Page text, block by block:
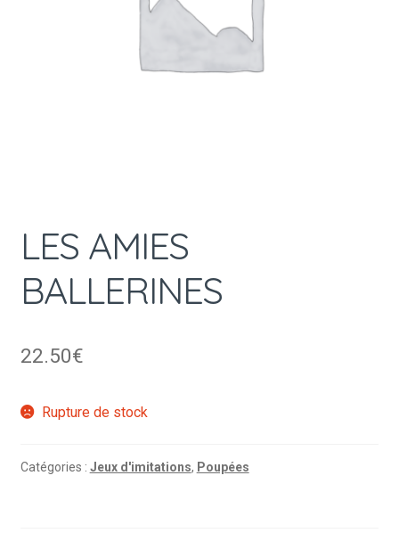
LES AMIES
BALLERINES
22.50€
Rupture de stock
Catégories : Jeux d'imitations, Poupées